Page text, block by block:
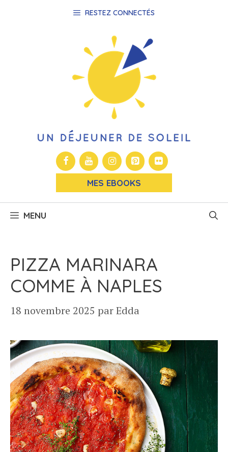
RESTEZ CONNECTÉS
MES EBOOKS
MENU
PIZZA MARINARA
COMME À NAPLES
18 novembre 2025 parEdda